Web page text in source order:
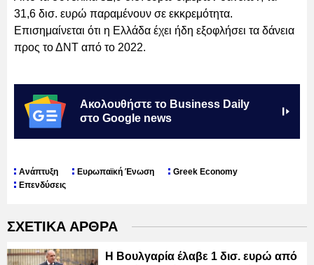
31,6 δισ. ευρώ παραμένουν σε εκκρεμότητα.
Επισημαίνεται ότι η Ελλάδα έχει ήδη εξοφλήσει τα δάνεια
προς το ΔΝΤ από το 2022.
Ακολουθήστε το Business Daily
στο Google news
Ανάπτυξη Ευρωπαϊκή Ένωση
Greek Economy
Επενδύσεις
ΣΧΕΤΙΚΑ ΑΡΘΡΑ
Η Βουλγαρία έλαβε 1 δισ. ευρώ από